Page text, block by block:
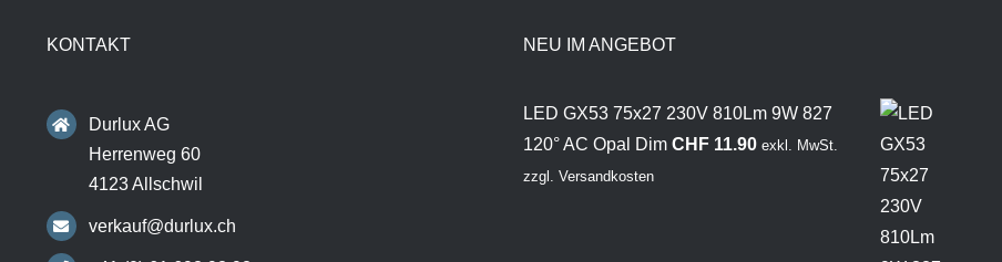
KONTAKT
Durlux AG
Herrenweg 60
4123 Allschwil
verkauf@durlux.ch
NEU IM ANGEBOT
LED GX53 75x27 230V 810Lm 9W 827
120° AC Opal Dim CHF11.90 exkl. MwSt.
zzgl. Versandkosten